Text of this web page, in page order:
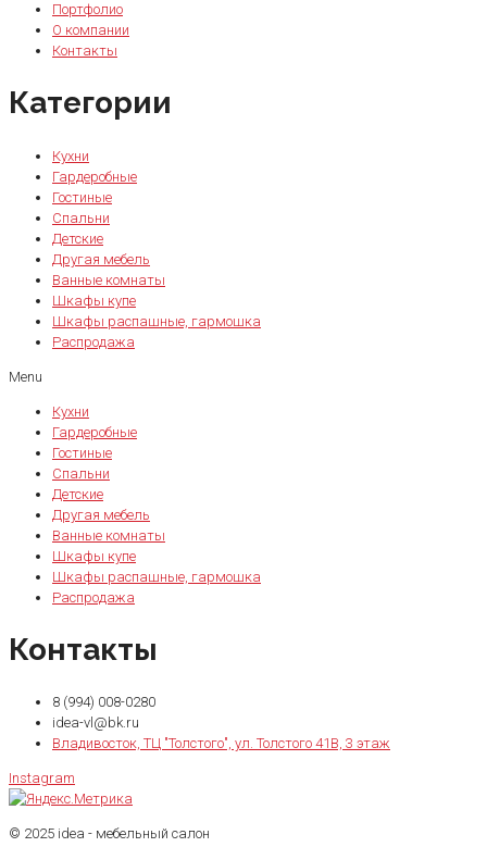
Портфолио
О компании
Контакты
Категории
Кухни
Гардеробные
Гостиные
Спальни
Детские
Другая мебель
Ванные комнаты
Шкафы купе
Шкафы распашные, гармошка
Распродажа
Menu
Кухни
Гардеробные
Гостиные
Спальни
Детские
Другая мебель
Ванные комнаты
Шкафы купе
Шкафы распашные, гармошка
Распродажа
Контакты
8 (994) 008-0280
idea-vl@bk.ru
Владивосток, ТЦ "Толстого", ул. Толстого 41В, 3 этаж
Instagram
© 2025 idea - мебельный салон